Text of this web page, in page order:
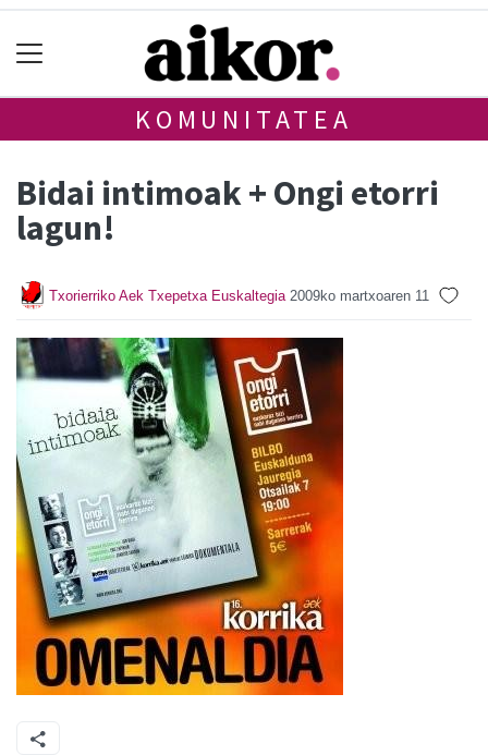
KOMUNITATEA
Bidai intimoak + Ongi etorri
lagun!
Txorierriko Aek Txepetxa Euskaltegia 2009ko martxoaren 11